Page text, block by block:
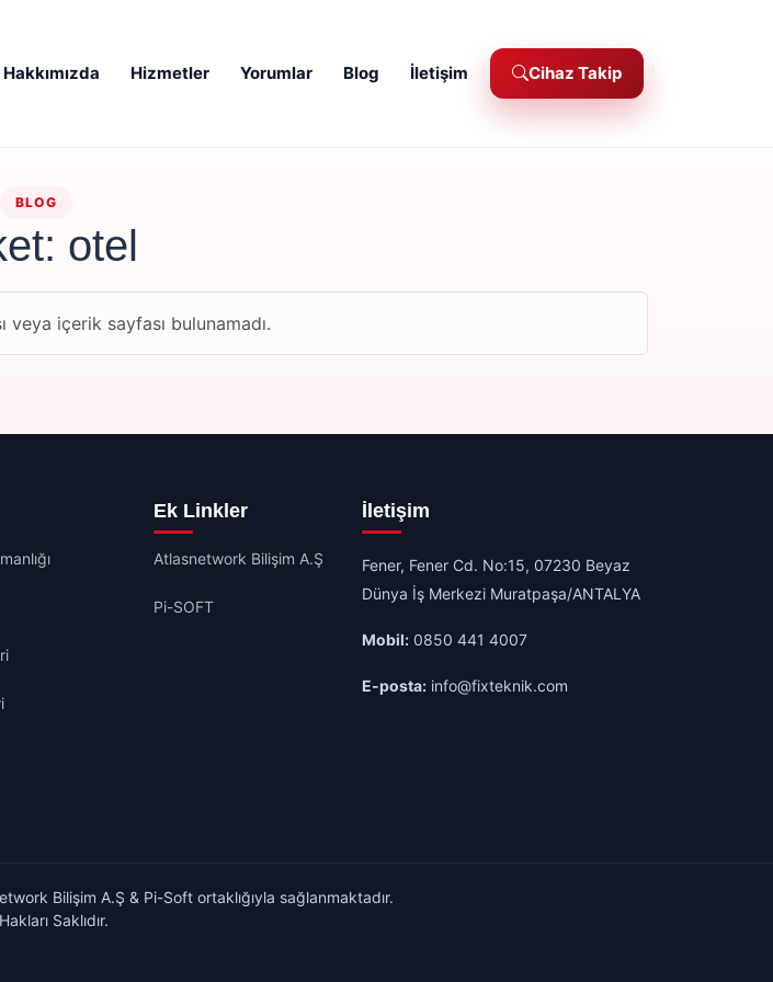
Hakkımızda Hizmetler Yorumlar Blog İletişim Cihaz Takip
BLOG
otel
veya içerik sayfası bulunamadı.
Ek Linkler
Atlasnetwork Bilişim A.Ş
Pi-SOFT
İletişim
Fener, Fener Cd. No:15, 07230 Beyaz
Dünya İş Merkezi Muratpaşa/ANTALYA
Mobil: 0850 441 4007
E-posta: info@fixteknik.com
Bilişim A.Ş & Pi-Soft ortaklığıyla sağlanmaktadır.
Saklıdır.